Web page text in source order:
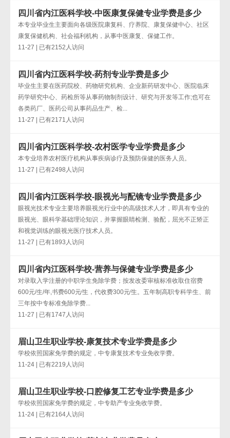
四川省内江医科学校-中医康复保健专业学费是多少
本专业毕业生主要面向各级医院康复科、疗养院、康复保健中心、社区
康复保健机构、社会福利机构，从事中医康复、保健工作。
11-27 | 已有2152人访问
四川省内江医科学校-药剂专业学费是多少
毕业生主要在医药院校、药物研究机构、企业新药研发中心、医院临床
药学研究中心、药检所等从事药物制剂设计、研究与开发等工作;也可在
各类药厂、医药公司从事药品生产、检...
11-27 | 已有2171人访问
四川省内江医科学校-农村医学专业学费是多少
本专业培养农村医疗机构从事疾病诊疗及预防保健的医务人员。
11-27 | 已有2498人访问
四川省内江医科学校-眼视光与配镜专业学费是多少
眼视光技术专业主要培养眼视光行业中的高级技术人才，即具有专业的
眼视光、眼科学基础理论知识，并掌握眼睛检测、验配，屈光不正矫正
和视觉训练的眼视光医疗技术人员。
11-27 | 已有1893人访问
四川省内江医科学校-营养与保健专业学费是多少
对录取入学注册的中职学生免除学费；按发改委审核标准收取住宿费
600元/生/年,书费600元∕生，代收费300元∕生。五年制高职专科学生、前
三年按中专标准免除学费...
11-27 | 已有1747人访问
眉山卫生职业学校-康复技术专业学费是多少
学校依照国家免学费的规定，中专康复技术专业免收学费。
11-24 | 已有2219人访问
眉山卫生职业学校-口腔修复工艺专业学费是多少
学校依照国家免学费的规定，中专助产专业免收学费。
11-24 | 已有2164人访问